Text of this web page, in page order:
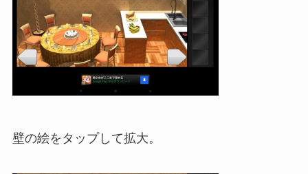
壁の絵をタップして拡大。